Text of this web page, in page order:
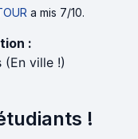
a mis 7/10.
:
(En ville !)
!